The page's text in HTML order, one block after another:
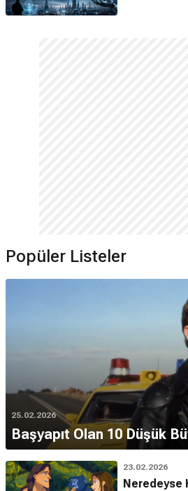
Popüler Listeler
25.02.2026
Başyapıt Olan 10 Düşük
23.02.2026
Neredeyse